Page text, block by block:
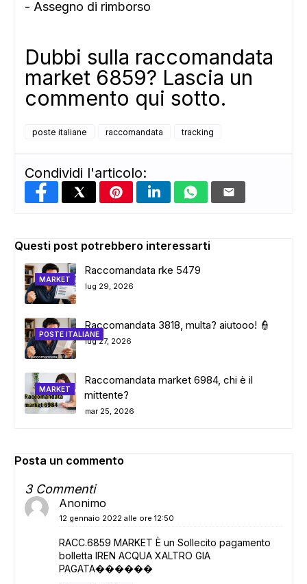
- Assegno di rimborso
Dubbi sulla raccomandata
market 6859? Lascia un
commento qui sotto.
poste italiane raccomandata tracking
Condividi l'articolo:
Questi post potrebbero interessarti
MARKET
Raccomandata rke 5479
lug 29, 2026
POSTE ITALIANE
Raccomandata 3818, multa? aiutooo! 👮
lug 27, 2026
MARKET
Raccomandata market 6984, chi è il
mittente?
mar 25, 2026
Posta un commento
3 Commenti
Anonimo
12 gennaio 2022 alle ore 12:50
RACC.6859 MARKET È un Sollecito pagamento
bolletta IREN ACQUA XALTRO GIA
PAGATA������